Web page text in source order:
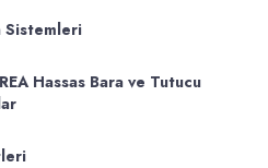
Sistemleri
Hassas Bara ve Tutucu